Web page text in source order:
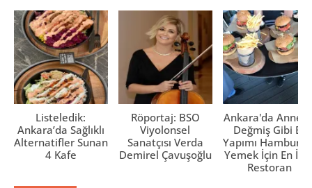
Listeledik:
Ankara’da Sağlıklı
Alternatifler Sunan
4 Kafe
Röportaj: BSO
Viyolonsel
Sanatçısı Verda
Demirel Çavuşoğlu
Ankara'da Anne
Değmiş Gibi Ev
Yapımı
Yemek İçin En İyi
Restoran